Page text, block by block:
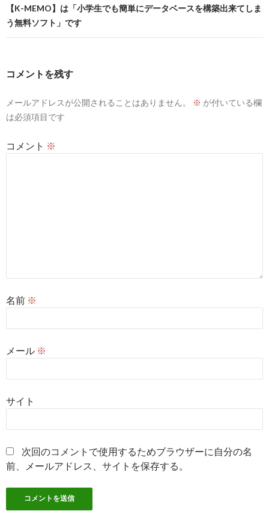
稿
ナ
ゲ
シ
ン
【K-MEMO】は「小学生でも簡単にデータベースを構築出来てしま
う無料ソフト」です
コメントを残す
メールアドレスが公開されることはありません。 ※ が付いている欄
は必須項目です
コメント ※
名前 ※
メール ※
サイト
次回のコメントで使用するためブラウザーに自分の名
前、メールアドレス、サイトを保存する。